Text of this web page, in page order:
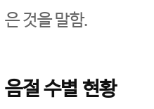
은 것을 말함.
음절 수별 현황